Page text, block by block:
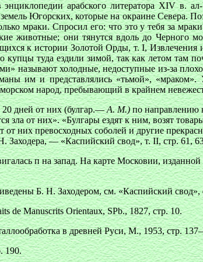
арабского литератора XIV в.
Югорских, которые на окраине Севера.
мраки. Спросил его: что это у тебя за
животные; они тянутся вдоль до Черного
к истории Золотой Орды, т. I,
купцы туда ездили зимой, так как летом там
называют холодные, недоступные из-за
им и представлялись «тьмой»,
народ, пребывающий в крайнем
дней от них (булгар.—А. М.)по направлению
от них». «Булгары ездят к ним, возят
от них превосходных соболей и другие
Заходера, — «Каспийский свод», т. II, стр. 61,
п на запад. На карте Московии,
Б. Н. Заходером, см. «Каспийский
de Manuscrits Orientaux, SPb., 1827, стр. 10.
в древней Руси, M., 1953, стр.
190.